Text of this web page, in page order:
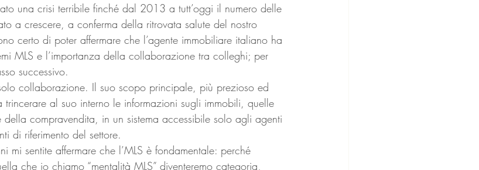
una crisi terribile finché dal 2013 a tutt’oggi il numero delle
a crescere, a conferma della ritrovata salute del nostro
certo di poter affermare che l’agente immobiliare italiano ha
MLS e l’importanza della collaborazione tra colleghi; per
successivo.
collaborazione. Il suo scopo principale, più prezioso ed
al suo interno le informazioni sugli immobili, quelle
compravendita, in un sistema accessibile solo agli agenti
di riferimento del settore.
mi sentite affermare che l’MLS è fondamentale: perché
che io chiamo “mentalità MLS” diventeremo categoria,